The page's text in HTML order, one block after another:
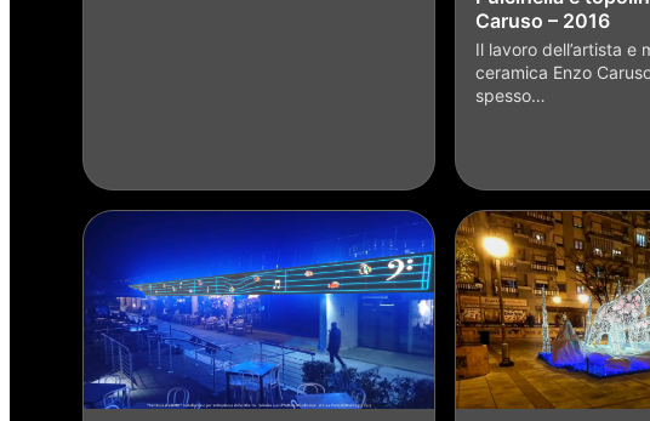
Caruso – 2016
Il lavoro dell’artista e
ceramica Enzo
spesso…